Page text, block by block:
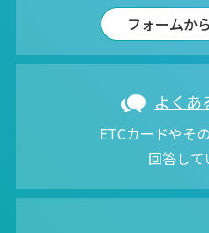
フォームか
よくあ
ETCカードやそ
回答して